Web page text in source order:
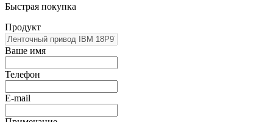
Быстрая покупка
Продукт
Ваше имя
Телефон
E-mail